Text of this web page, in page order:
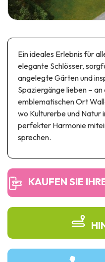
Folklore & Lokale Geschichte
Geschichte
Wissenschaftsparks
Automobil- &
Industrie- & Technikerbe
Regionalprodukte
Kajaks
Themen- und Freizeitpark
Unterhaltungs-& Aqua-Parks
GUIDE
Ein ideales Erlebnis für
elegante Schlösser,
angelegte Gärten und
Spaziergänge lieben – an
emblematischen Ort
wo Kulturerbe und Natur
perfekter Harmonie
sprechen.
KAUFEN SIE